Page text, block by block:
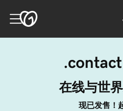
在线与世界
现已发售！